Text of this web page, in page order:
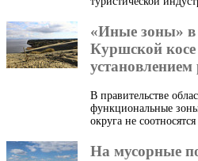
«Иные зоны» в
Куршской косе
В правительстве
функциональные
округа не
На мусорные